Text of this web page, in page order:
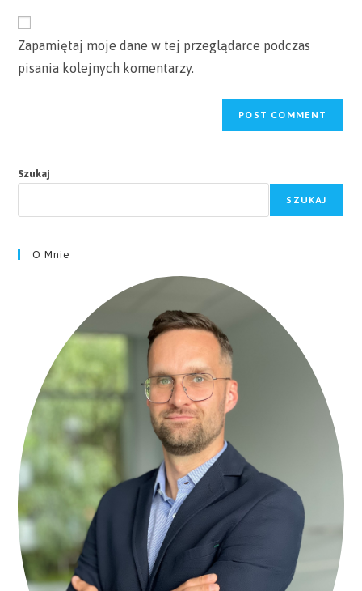
URL
(optional)
Zapamiętaj moje dane w tej przeglądarce podczas
pisania kolejnych komentarzy.
Szukaj
SZUKAJ
O Mnie